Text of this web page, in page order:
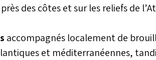
des côtes et sur les reliefs de
accompagnés localement de
et méditerranéennes,